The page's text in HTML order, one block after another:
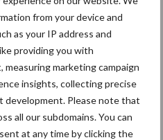
from your device and
as your IP address and
providing you with
marketing campaign
insights, collecting precise
development. Please note that
all our subdomains. You can
at any time by clicking the
het verschil
sinds twee jaar verlicht door
door DSD. Daarvoor
“Deze waren technisch
natriumlampen kunnen
kon je toen nog EIA-